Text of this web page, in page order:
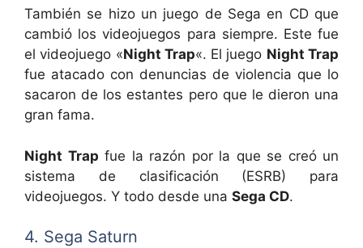
También se hizo un juego de Sega en CD que
cambió los videojuegos para siempre. Este fue
el videojuego «Night Trap«. El juego Night Trap
fue atacado con denuncias de violencia que lo
sacaron de los estantes pero que le dieron una
gran fama.
Night Trap fue la razón por la que se creó un
sistema de clasificación (ESRB) para
videojuegos. Y todo desde una Sega CD.
4. Sega Saturn